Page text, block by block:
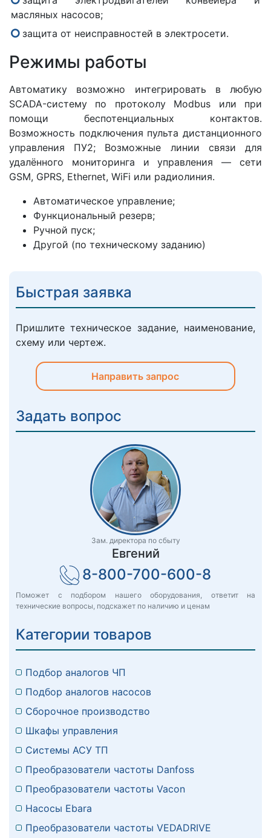
масляных насосов;
защита от неисправностей в электросети.
Режимы работы
Автоматику возможно интегрировать в любую
SCADA-систему по протоколу Modbus или при
помощи беспотенциальных контактов.
Возможность подключения пульта дистанционного
управления ПУ2; Возможные линии связи для
удалённого мониторинга и управления — сети
GSM, GPRS, Ethernet, WiFi или радиолиния.
Автоматическое управление;
Функциональный резерв;
Ручной пуск;
Другой (по техническому заданию)
Быстрая заявка
Пришлите техническое задание, наименование,
схему или чертеж.
Направить запрос
Задать вопрос
Зам. директора по сбыту
Евгений
8-800-700-600-8
Поможет с подбором нашего оборудования, ответит на
технические вопросы, подскажет по наличию и ценам
Категории товаров
Подбор аналогов ЧП
Подбор аналогов насосов
Сборочное производство
Шкафы управления
Системы АСУ ТП
Преобразователи частоты Danfoss
Преобразователи частоты Vacon
Насосы Ebara
Преобразователи частоты VEDADRIVE